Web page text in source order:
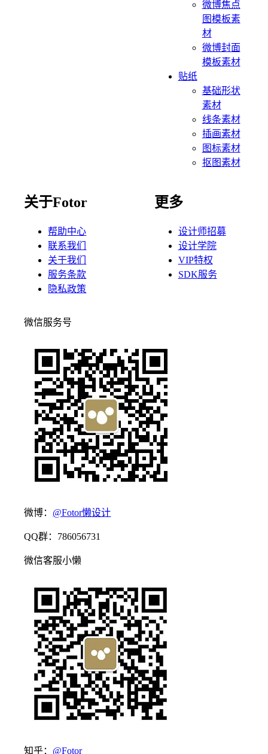
微博焦点
图模板素
材
微博封面
模板素材
贴纸
基础形状
素材
线条素材
插画素材
图标素材
抠图素材
关于Fotor
帮助中心
联系我们
关于我们
服务条款
隐私政策
更多
设计师招募
设计学院
VIP特权
SDK服务
微信服务号
微博： @Fotor懒设计
QQ群：786056731
微信客服小懒
知乎： @Fotor